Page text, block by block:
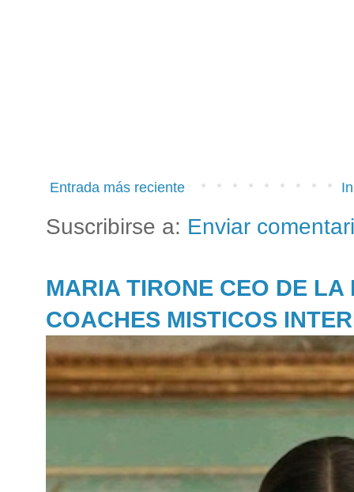
Entrada más reciente
Suscribirse a: Enviar
MARIA TIRONE CEO DE LA
COACHES MISTICOS